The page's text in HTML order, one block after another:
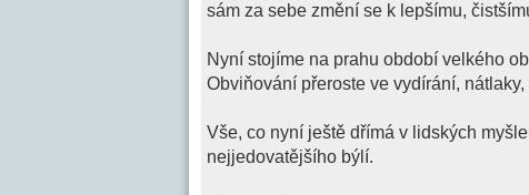
sám za sebe změní se k lepšímu,
Nyní stojíme na prahu období velkého
Obviňování přeroste ve vydírání,
Vše, co nyní ještě dřímá v lidských
nejjedovatějšího býlí.